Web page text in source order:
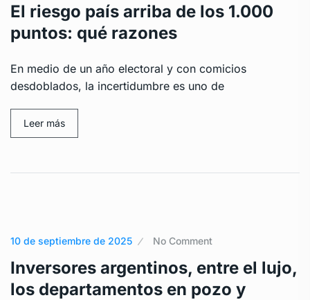
El riesgo país arriba de los 1.000
puntos: qué razones
En medio de un año electoral y con comicios
desdoblados, la incertidumbre es uno de
Leer más
10 de septiembre de 2025 No Comment
Inversores argentinos, entre el lujo,
los departamentos en pozo y